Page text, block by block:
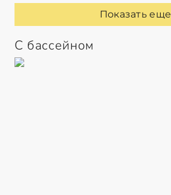
Показать еще
С бассейном